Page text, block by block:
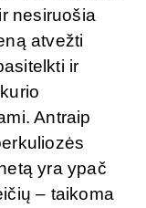
nesiruošia
atvežti
ir
Antraip
yra ypač
– taikoma